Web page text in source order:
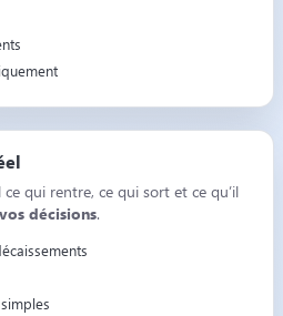
qui rentre, ce qui sort et ce qu’il
décisions.